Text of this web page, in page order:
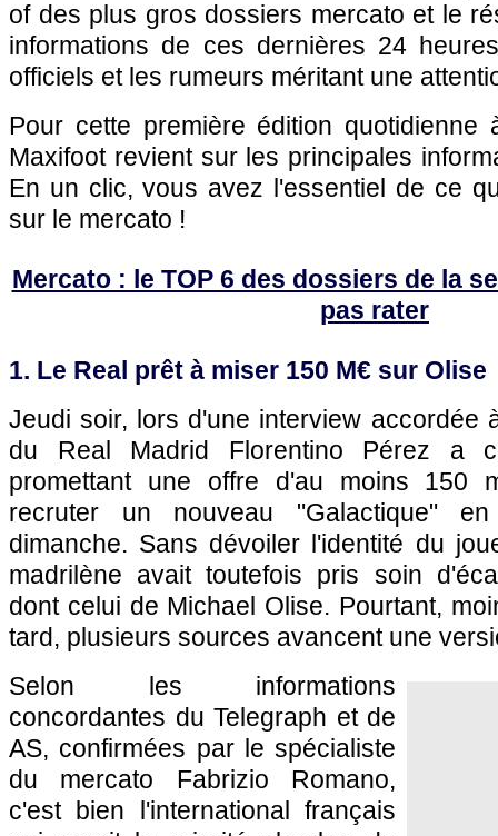
of des plus gros dossiers mercato et le
informations de ces dernières 24
officiels et les rumeurs méritant une
Pour cette première édition quotidienne
Maxifoot revient sur les principales
En un clic, vous avez l'essentiel de ce
sur le mercato !
Mercato : le TOP 6 des dossiers de la
pas rater
1. Le Real prêt à miser 150 M€ sur Olise
Jeudi soir, lors d'une interview accordée
du Real Madrid Florentino Pérez a
promettant une offre d'au moins 150
recruter un nouveau "Galactique"
dimanche. Sans dévoiler l'identité du
madrilène avait toutefois pris soin
dont celui de Michael Olise. Pourtant,
tard, plusieurs sources avancent une
Selon les informations
concordantes du Telegraph et de
AS, confirmées par le spécialiste
du mercato Fabrizio Romano,
c'est bien l'international français